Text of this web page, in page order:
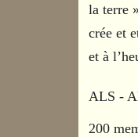
la terre
crée et
et à
ALS -
200